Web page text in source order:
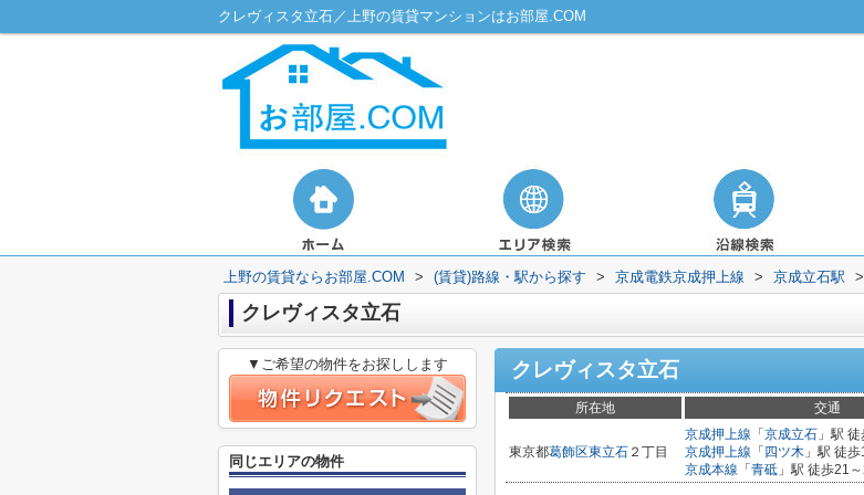
クレヴィスタ立石／上野の賃貸マンションはお部屋.COM
上野の賃貸ならお部屋.COM > (賃貸)路線・駅から探す > 京成電鉄京成押上線 > 京成立石駅 >
クレヴィスタ立石
クレヴィスタ立石
所在地 交通
東京都葛飾区東立石 ２丁目
京成押上線 「 京成立石 」駅
京成押上線 「 四ツ木 」駅 徒
京成本線 「 青砥 」駅 徒歩21
▼ご希望の物件をお探しします
同じエリアの物件